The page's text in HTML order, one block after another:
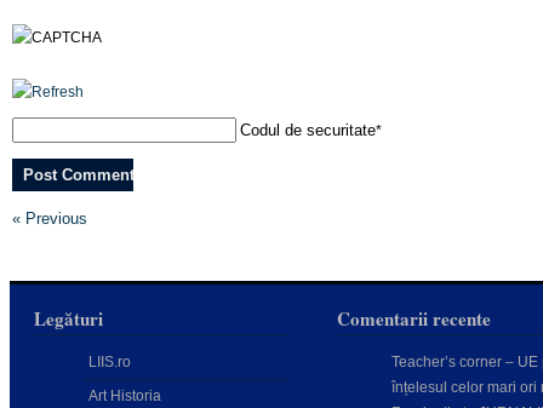
Codul de securitate*
« Previous
Legături
LIIS.ro
Art Historia
Comentarii recente
Teacher’s corner – UE
înțelesul celor mari ori